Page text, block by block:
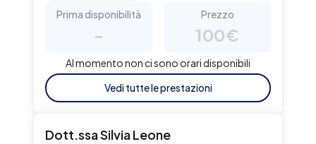
Prima disponibilità
-
Prezzo
100€
Al momento non ci sono orari disponibili
Vedi tutte le prestazioni
Dott.ssa Silvia Leone